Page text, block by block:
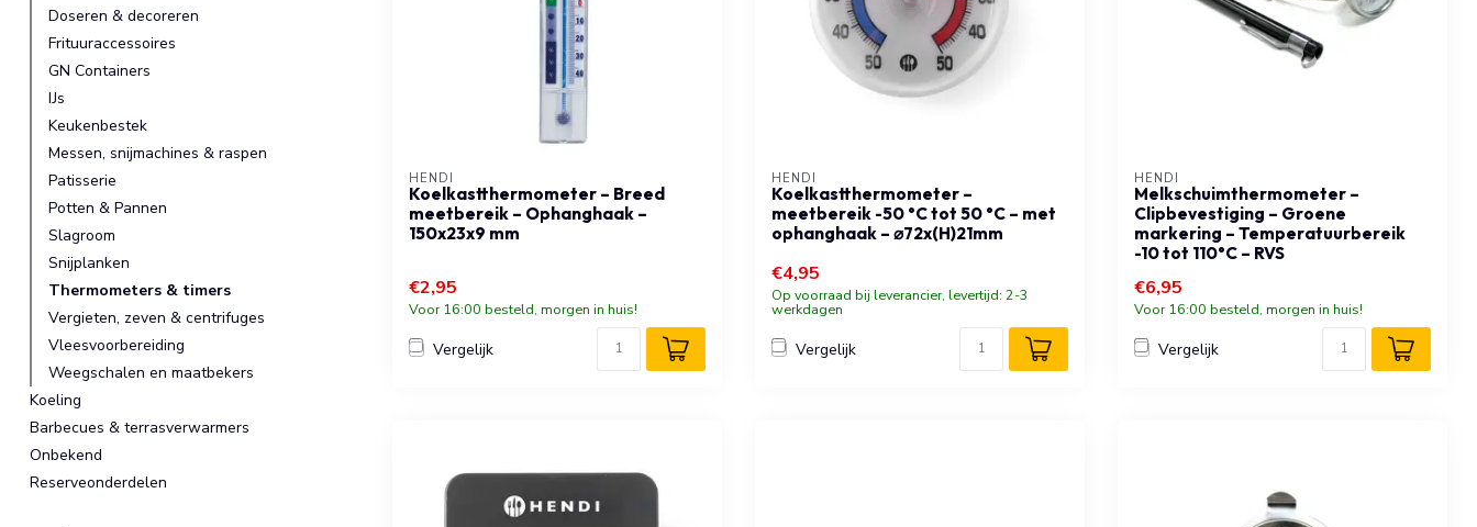
Doseren & decoreren
Frituuraccessoires
GN Containers
IJs
Keukenbestek
Messen, snijmachines & raspen
Patisserie
Potten & Pannen
Slagroom
Snijplanken
Thermometers & timers
Vergieten, zeven & centrifuges
Vleesvoorbereiding
Weegschalen en maatbekers
Koeling
Barbecues & terrasverwarmers
Onbekend
Reserveonderdelen
HENDI
Koelkastthermometer – Breed
meetbereik – Ophanghaak –
150x23x9 mm
€2,95
Voor 16:00 besteld, morgen in huis!
Vergelijk
HENDI
Koelkastthermometer –
meetbereik -50 °C tot 50 °C – met
ophanghaak – ⌀72x(H)21mm
€4,95
Op voorraad bij leverancier, levertijd: 2-3
werkdagen
Vergelijk
HENDI
Melkschuimthermometer –
Clipbevestiging – Groene
markering – Temperatuurbereik
-10 tot 110°C – RVS
€6,95
Voor 16:00 besteld, morgen in huis!
Vergelijk